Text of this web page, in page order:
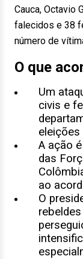
Cauca, Octavio
falecidos e 38
número de
O que
Um
civis e
eleições
A ação
das
ao
O